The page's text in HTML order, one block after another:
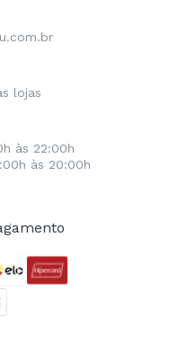
lojas
às 22:00h
às 20:00h